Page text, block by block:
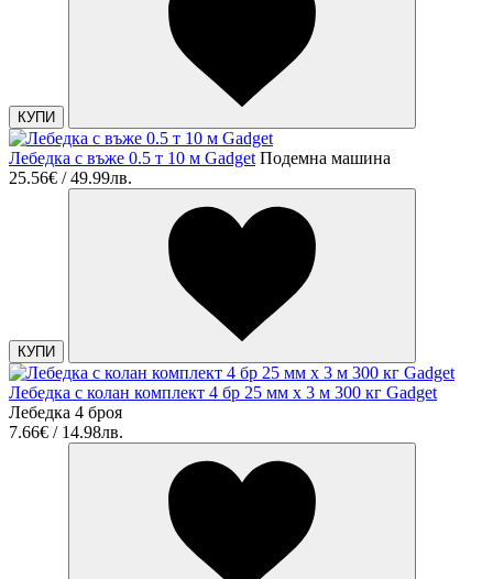
КУПИ
Лебедка с въже 0.5 т 10 м Gadget Подемна машина
25.56€ / 49.99лв.
КУПИ
Лебедка с колан комплект 4 бр 25 мм x 3 м 300 кг Gadget
Лебедка 4 броя
7.66€ / 14.98лв.